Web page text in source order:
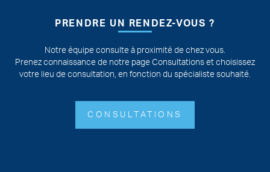
PRENDRE UN RENDEZ-VOUS ?
Notre équipe consulte à proximité de chez vous.
Prenez connaissance de notre page Consultations et choisissez
votre lieu de consultation, en fonction du spécialiste souhaité.
CONSULTATIONS